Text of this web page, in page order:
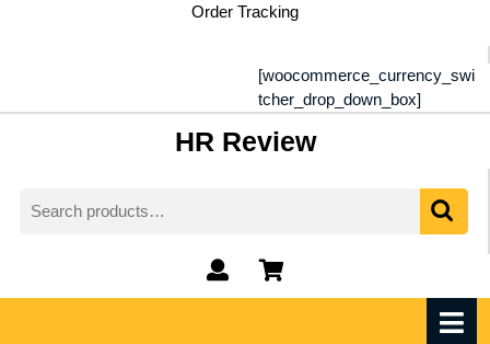
Order Tracking
[woocommerce_currency_swi
tcher_drop_down_box]
HR Review
for:
My
Account
shopping
cart